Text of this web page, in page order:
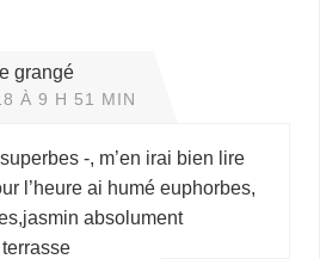
grangé
À 9 H 51 MIN
-, m’en irai bien lire
l’heure ai humé euphorbes,
absolument